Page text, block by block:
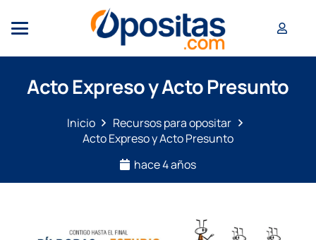
Acto Expreso y Acto Presunto
Inicio
Recursos para opositar
Acto Expreso y Acto Presunto
hace 4 años